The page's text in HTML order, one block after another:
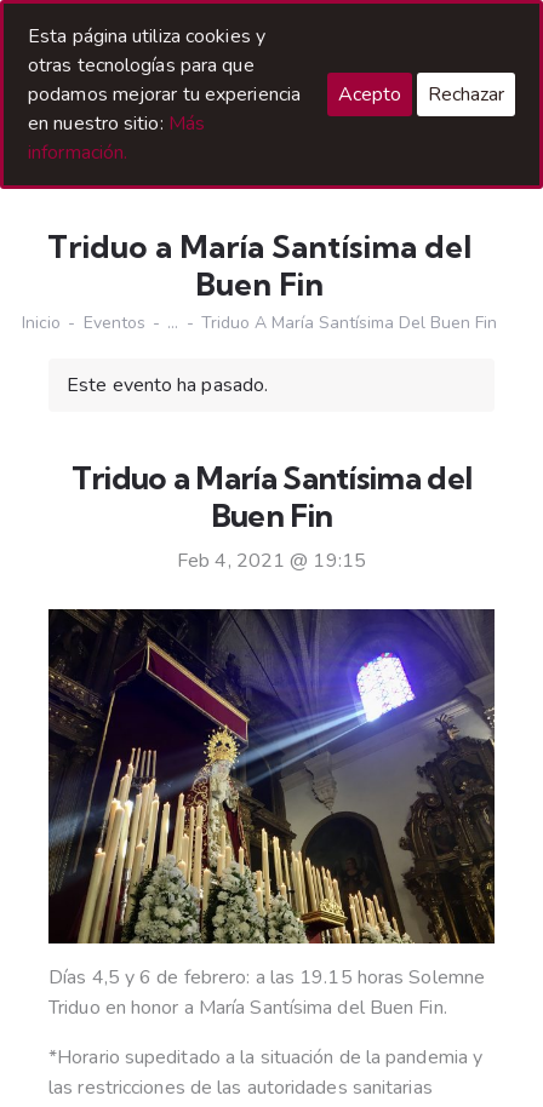
Triduo a María Santísima del
Buen Fin
Inicio Eventos ... Triduo A María Santísima Del Buen Fin
Este evento ha pasado.
Triduo a María Santísima del
Buen Fin
Feb 4, 2021 @ 19:15
Días 4,5 y 6 de febrero: a las 19.15 horas Solemne
Triduo en honor a María Santísima del Buen Fin.
*Horario supeditado a la situación de la pandemia y
las restricciones de las autoridades sanitarias
Esta página utiliza cookies y
otras tecnologías para que
podamos mejorar tu experiencia
en nuestro sitio: Más
información.
Acepto Rechazar